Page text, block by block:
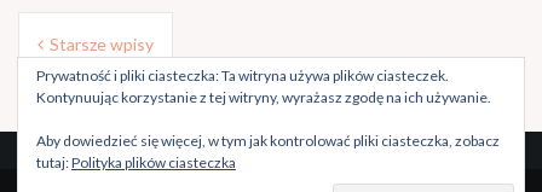
Nawigacja
po
wpisach
Starsze wpisy
Prywatność i pliki ciasteczka: Ta witryna używa plików ciasteczek.
Kontynuując korzystanie z tej witryny, wyrażasz zgodę na ich używanie.
Aby dowiedzieć się więcej, w tym jak kontrolować pliki ciasteczka, zobacz
tutaj:Polityka plików ciasteczka